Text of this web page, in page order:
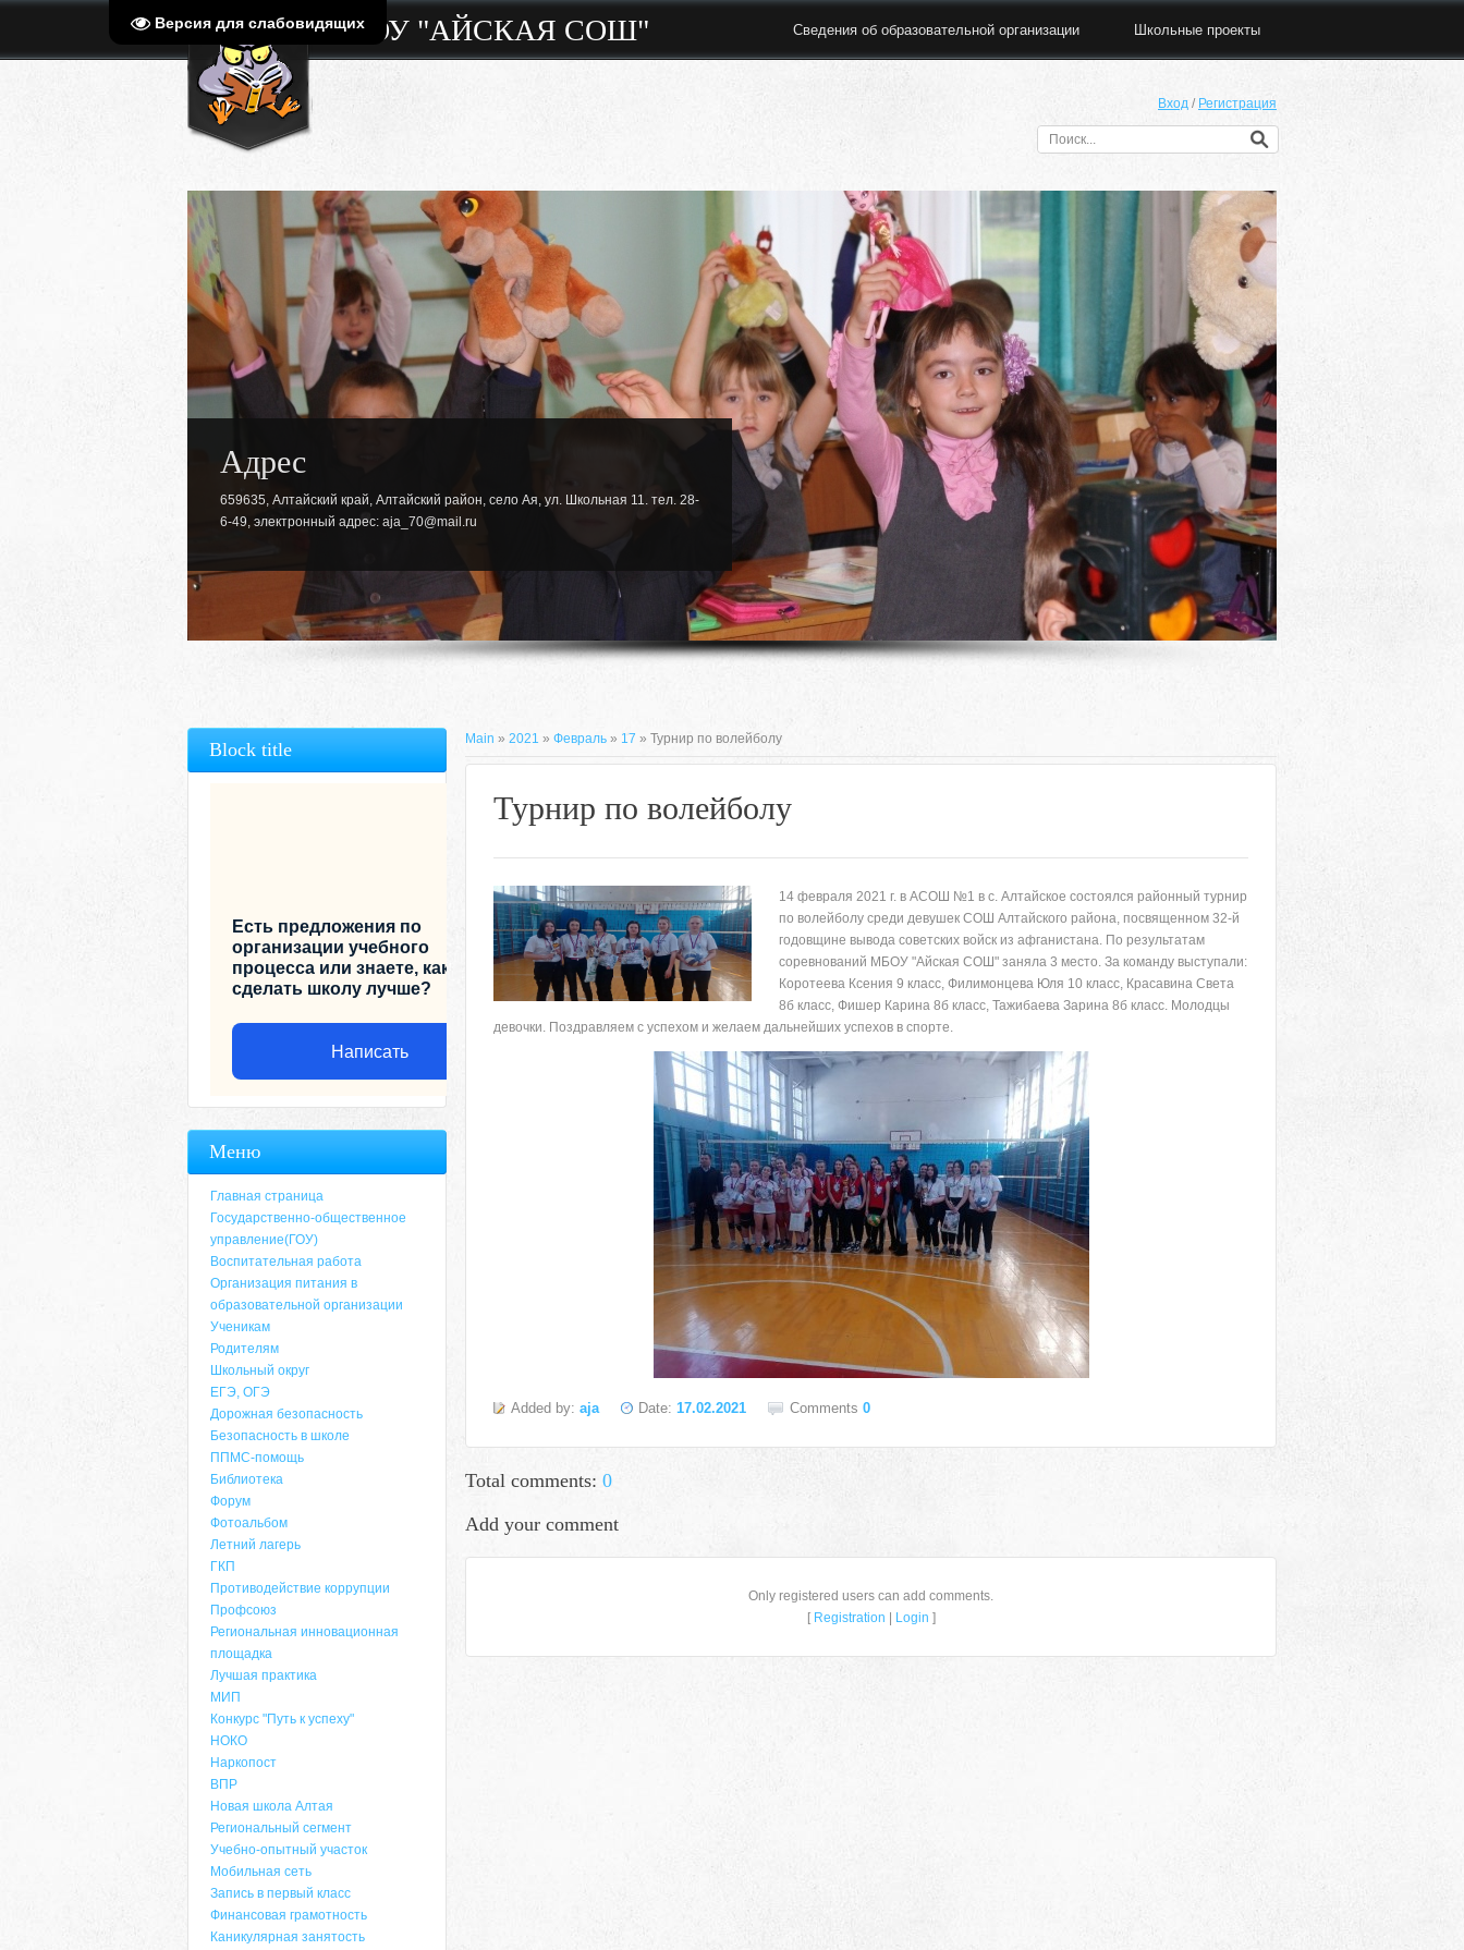
Версия для слабовидящихМБОУ "АЙСКАЯ СОШ" Сведения об образовательной организации Школьные проекты
Вход / Регистрация
Адрес
659635, Алтайский край, Алтайский район, село Ая, ул. Школьная 11. тел. 28-
6-49, электронный адрес: aja_70@mail.ru
Адрес
659635, Алтайский край, Алтайский район, село Ая, ул. Школьная 11. тел. 28-
6-49, электронный адрес: aja_70@mail.ru
Адрес
659635, Алтайский край, Алтайский район, село Ая, ул. Школьная 11. тел. 28-
6-49, электронный адрес: aja_70@mail.ru
6-49, электронный адрес: aja_70@mail.ru
Main » 2021 » Февраль » 17 » Турнир по волейболу
Турнир по волейболу
14 февраля 2021 г. в АСОШ №1 в с. Алтайское состоялся районный турнир
по волейболу среди девушек СОШ Алтайского района, посвященном 32-й
годовщине вывода советских войск из афганистана. По результатам
соревнований МБОУ "Айская СОШ" заняла 3 место. За команду выступали:
Коротеева Ксения 9 класс, Филимонцева Юля 10 класс, Красавина Света
8б класс, Фишер Карина 8б класс, Тажибаева Зарина 8б класс. Молодцы
девочки. Поздравляем с успехом и желаем дальнейших успехов в спорте.
Added by: aja Date: 17.02.2021 Comments 0
Total comments: 0
Add your comment
Only registered users can add comments.
[ Registration Login ]
Block title
Есть предложения по
организации учебного
процесса или знаете, как
сделать школу лучше?
Написать
Меню
Главная страница
Государственно-общественное
управление(ГОУ)
Воспитательная работа
Организация питания в
образовательной организации
Ученикам
Родителям
Школьный округ
ЕГЭ, ОГЭ
Дорожная безопасность
Безопасность в школе
ППМС-помощь
Библиотека
Форум
Фотоальбом
Летний лагерь
ГКП
Противодействие коррупции
Профсоюз
Региональная инновационная
площадка
Лучшая практика
МИП
Конкурс "Путь к успеху"
НОКО
Наркопост
ВПР
Новая школа Алтая
Региональный сегмент
Учебно-опытный участок
Мобильная сеть
Запись в первый класс
Финансовая грамотность
Каникулярная занятость